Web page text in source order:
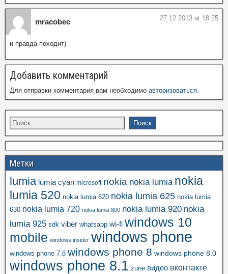
mracobec 27.12.2013 at 18:25
и правда походит)
Добавить комментарий
Для отправки комментария вам необходимо авторизоваться.
Метки
lumia lumia cyan microsoft nokia nokia lumia nokia
lumia 520 nokia lumia 620 nokia lumia 625 nokia lumia
630 nokia lumia 720 nokia lumia 800 nokia lumia 920 nokia
lumia 925 sdk viber whatsapp wi-fi windows 10
mobile windows insider windows phone
windows phone 7.8 windows phone 8 windows phone 8.0
windows phone 8.1 zune видео вконтакте